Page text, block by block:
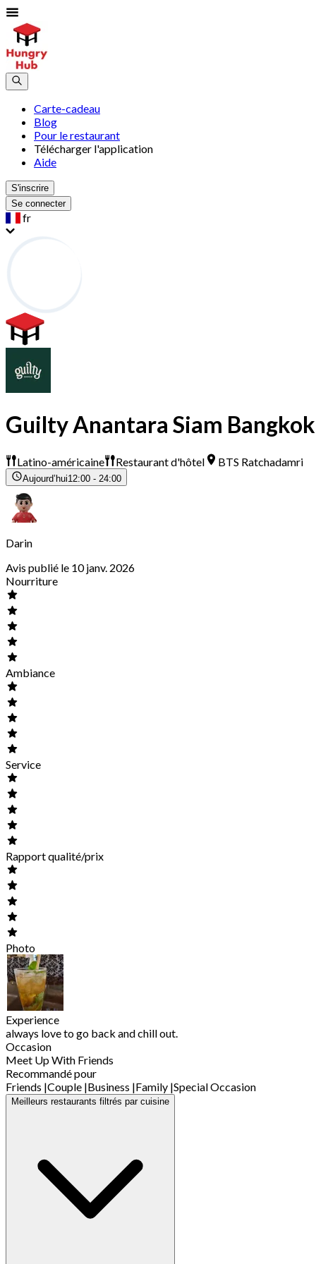
Carte-cadeau
Blog
Pour le restaurant
Télécharger l'application
Aide
S'inscrire
Se connecter
fr
Guilty Anantara Siam Bangkok
Latino-américaine Restaurant d'hôtel BTS Ratchadamri
Aujourd’hui12:00 - 24:00
Darin
Avis publié le 10 janv. 2026
Nourriture
Ambiance
Service
Rapport qualité/prix
Photo
Experience
always love to go back and chill out.
Occasion
Meet Up With Friends
Recommandé pour
Friends |Couple |Business |Family |Special Occasion
Meilleurs restaurants filtrés par cuisine